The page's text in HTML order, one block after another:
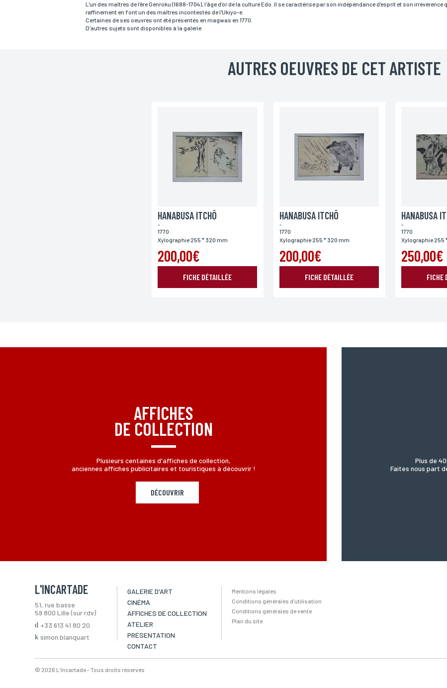
Email*
Code postal
Monde
ENVOYER MA DEMANDE
Conformément à la loi «informatique et Libertés» du 06,01,1978 modifié en 2004, vous pouvez pour des motifs légitimes, au traitement informatiques de vos
L'un des maîtres de l'ère Genroku (1688-1704), l'âge d'or de la culture Edo. Il se caractérise par son indépéndance d'esprit et son
raffinement en font un des maîtres incontestés de l'Ukiyo-e.
Certaines de ses oeuvres ont été présentés en magwas en 1770.
D'autres sujets sont disponibles à la galerie
AUTRES OEUVRES DE CET ARTISTE
HANABUSA ITCHÔ
-
1770
Xylographie 255 * 320 mm
200,00€
FICHE DÉTAILLÉE
HANABUSA ITCHÔ
-
1770
Xylographie 255 * 320 mm
200,00€
FICHE DÉTAILLÉE
HANABUSA
-
1770
Xylographie 255
250,00€
FICHE
AFFICHES
DE COLLECTION
Plusieurs centaines d'affiches de collection,
anciennes affiches publicitaires et touristiques à découvrir !
DÉCOUVRIR
Plus de
Faites nous part
L'INCARTADE
51, rue basse
59 800 Lille (sur rdv)
+33 613 41 80 20
simon.blanquart
GALERIE D'ART
CINÉMA
AFFICHES DE COLLECTION
ATELIER
PRÉSENTATION
CONTACT
Mentions légales
Conditions générales d'utilisation
Conditions générales de vente
Plan du site
© 2026 L’Incartade - Tous droits réservés